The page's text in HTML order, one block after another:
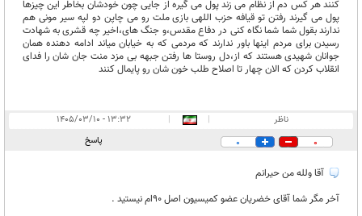
کنند هر کس دم از نظام می زند پول می گیره از جایی چون خودشان بخاطر این چیزها
پول می گیرند رفتن تو قیافه حزب اللهی بازی ملت رو می چاپن دو لپه سیر مونی هم
ندارند بقول شما شما نگاه کنی در دفاع مقدس،و جنگ های،اخیر چه قشری به شهادت
رسیدن برای مردم اینها باور ندارند که مردمی که به خیابان میاند ادامه دهنده همان
جوانان شهیدی هستند که از،دل روستا ها رفتن جبهه بی مزد منت جان شان را فدای
انقلاب کردن که الان چهار تا اصلاح طلب خون شان رو پایمال کنند
ناظر |
|
۱۳:۳۲ - ۱۴۰۵/۰۳/۱۰
0
0 پاسخ
آقا ولله من حیرانم
آخر مگر شما آقای خضریان عضو کمیسیون اصل 90ام نیستید .